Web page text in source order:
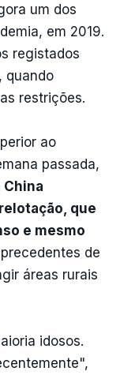
um dos
em 2019.
registados
quando
restrições.
ao
passada,
que
e mesmo
de
áreas rurais
idosos.